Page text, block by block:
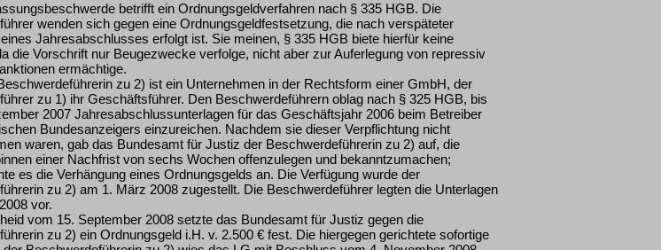
betrifft ein Ordnungsgeldverfahren nach § 335 HGB. Die
wenden sich gegen eine Ordnungsgeldfestsetzung, die nach verspäteter
Jahresabschlusses erfolgt ist. Sie meinen, § 335 HGB biete hierfür keine
die Vorschrift nur Beugezwecke verfolge, nicht aber zur Auferlegung von repressiv
ermächtige.
zu 2) ist ein Unternehmen in der Rechtsform einer GmbH, der
zu 1) ihr Geschäftsführer. Den Beschwerdeführern oblag nach § 325 HGB, bis
2007 Jahresabschlussunterlagen für das Geschäftsjahr 2006 beim Betreiber
Bundesanzeigers einzureichen. Nachdem sie dieser Verpflichtung nicht
waren, gab das Bundesamt für Justiz der Beschwerdeführerin zu 2) auf, die
einer Nachfrist von sechs Wochen offenzulegen und bekanntzumachen;
es die Verhängung eines Ordnungsgelds an. Die Verfügung wurde der
zu 2) am 1. März 2008 zugestellt. Die Beschwerdeführer legten die Unterlagen
vor.
vom 15. September 2008 setzte das Bundesamt für Justiz gegen die
zu 2) ein Ordnungsgeld i.H. v. 2.500 € fest. Die hiergegen gerichtete sofortige